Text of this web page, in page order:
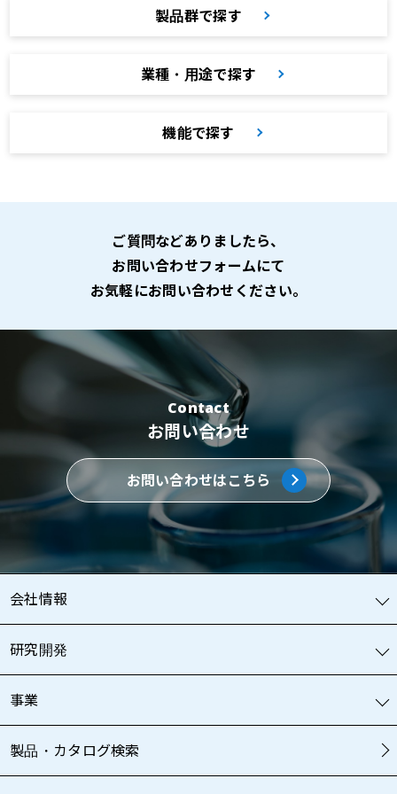
製品群で探す
業種・用途で探す
機能で探す
ご質問などありましたら、
お問い合わせフォームにて
お気軽にお問い合わせください。
Contact
お問い合わせ
お問い合わせはこちら
会社情報
研究開発
事業
製品・カタログ検索